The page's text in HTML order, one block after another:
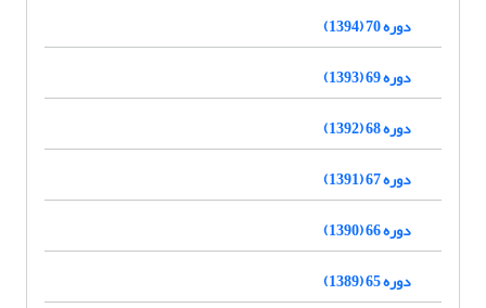
دوره 70 (1394)
دوره 69 (1393)
دوره 68 (1392)
دوره 67 (1391)
دوره 66 (1390)
دوره 65 (1389)